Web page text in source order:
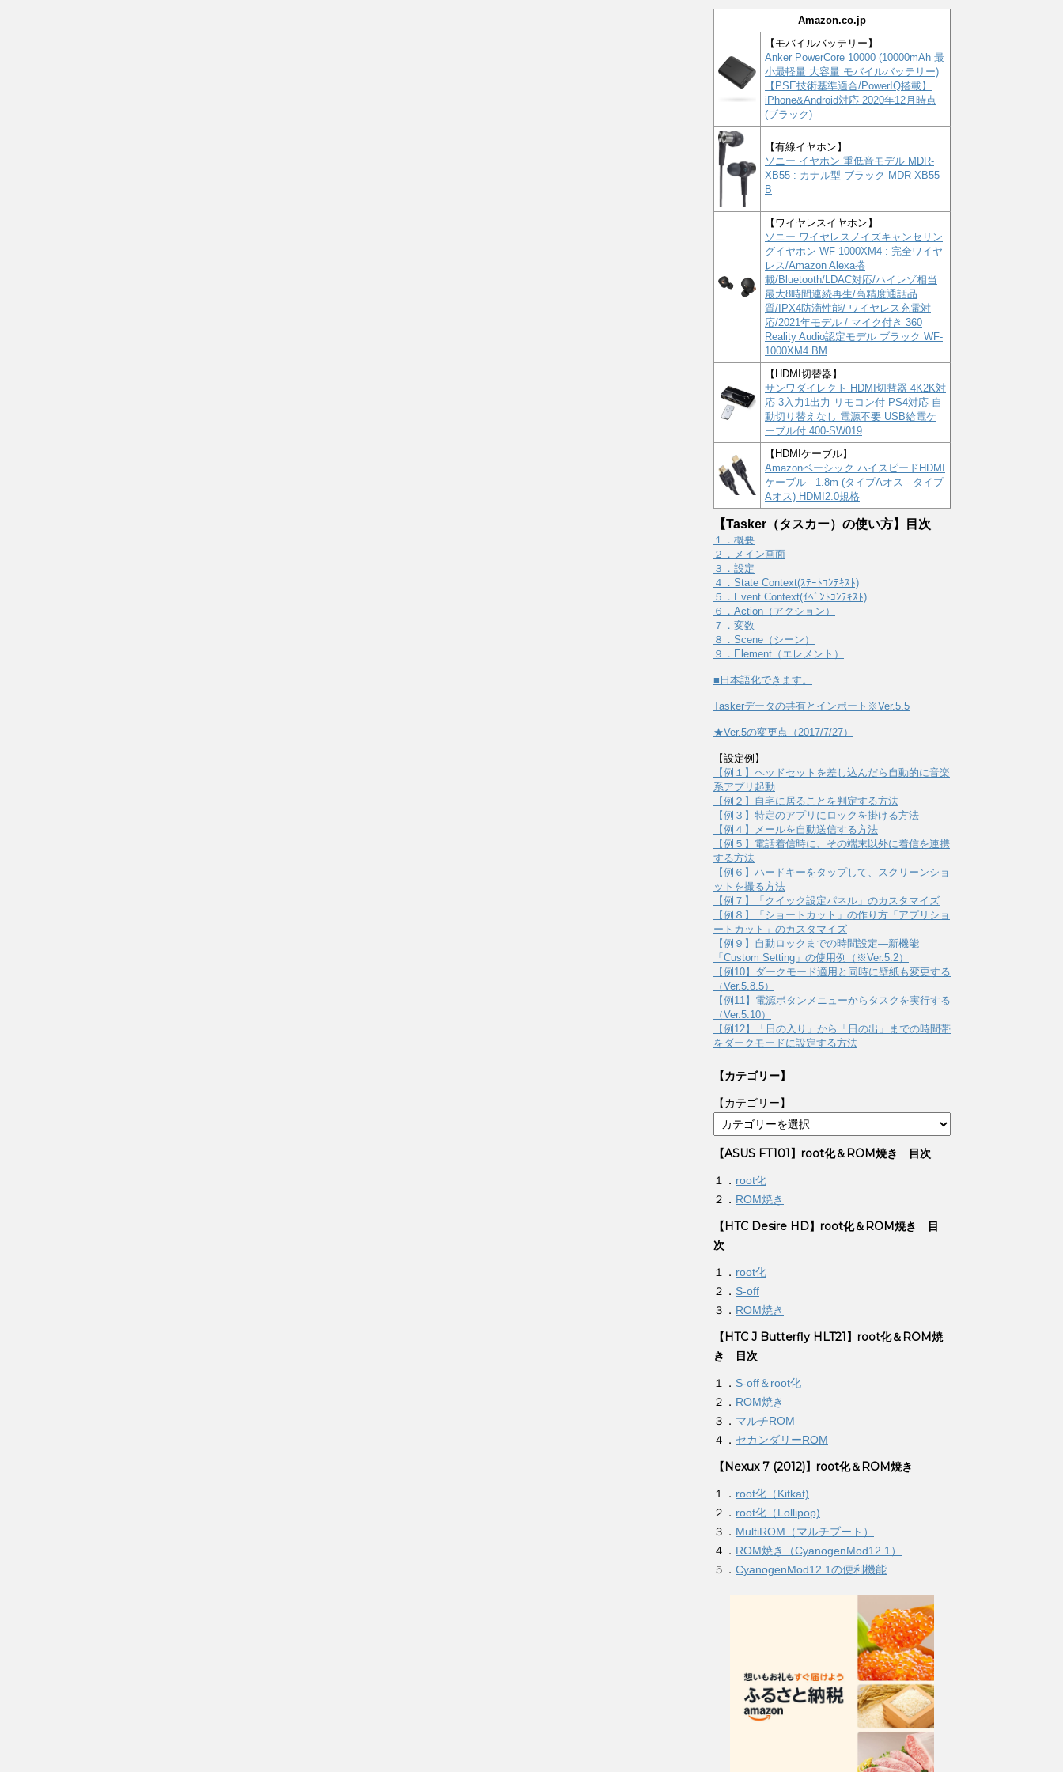
Amazon.co.jp
【モバイルバッテリー】
Anker PowerCore 10000 (10000mAh 最
小最軽量 大容量 モバイルバッテリー)
【PSE技術基準適合/PowerIQ搭載】
iPhone&Android対応 2020年12月時点
(ブラック)
【有線イヤホン】
ソニー イヤホン 重低音モデル MDR-
XB55 : カナル型 ブラック MDR-XB55
B
【ワイヤレスイヤホン】
ソニー ワイヤレスノイズキャンセリン
グイヤホン WF-1000XM4 : 完全ワイヤ
レス/Amazon Alexa搭
載/Bluetooth/LDAC対応/ハイレゾ相当
最大8時間連続再生/高精度通話品
質/IPX4防滴性能/ ワイヤレス充電対
応/2021年モデル / マイク付き 360
Reality Audio認定モデル ブラック WF-
1000XM4 BM
【HDMI切替器】
サンワダイレクト HDMI切替器 4K2K対
応 3入力1出力 リモコン付 PS4対応 自
動切り替えなし 電源不要 USB給電ケ
ーブル付 400-SW019
【HDMIケーブル】
Amazonベーシック ハイスピードHDMI
ケーブル - 1.8m (タイプAオス - タイプ
Aオス) HDMI2.0規格
【Tasker（タスカー）の使い方】目次
１．概要
２．メイン画面
３．設定
４．State Context(ｽﾃｰﾄｺﾝﾃｷｽﾄ)
５．Event Context(ｲﾍﾞﾝﾄｺﾝﾃｷｽﾄ)
６．Action（アクション）
７．変数
８．Scene（シーン）
９．Element（エレメント）
■日本語化できます。
Taskerデータの共有とインポート※Ver.5.5
★Ver.5の変更点（2017/7/27）
【設定例】
【例１】ヘッドセットを差し込んだら自動的に音楽
系アプリ起動
【例２】自宅に居ることを判定する方法
【例３】特定のアプリにロックを掛ける方法
【例４】メールを自動送信する方法
【例５】電話着信時に、その端末以外に着信を連携
する方法
【例６】ハードキーをタップして、スクリーンショ
ットを撮る方法
【例７】「クイック設定パネル」のカスタマイズ
【例８】「ショートカット」の作り方「アプリショ
ートカット」のカスタマイズ
【例９】自動ロックまでの時間設定―新機能
「Custom Setting」の使用例（※Ver.5.2）
【例10】ダークモード適用と同時に壁紙も変更する
（Ver.5.8.5）
【例11】電源ボタンメニューからタスクを実行する
（Ver.5.10）
【例12】「日の入り」から「日の出」までの時間帯
をダークモードに設定する方法
【カテゴリー】
【カテゴリー】
【ASUS FT101】root化＆ROM焼き 目次
１． root化
２． ROM焼き
【HTC Desire HD】root化＆ROM焼き 目
次
１． root化
２． S-off
３． ROM焼き
【HTC J Butterfly HLT21】root化＆ROM焼
き 目次
１． S-off＆root化
２． ROM焼き
３． マルチROM
４． セカンダリーROM
【Nexux 7 (2012)】root化＆ROM焼き
１． root化（Kitkat)
２． root化（Lollipop)
３． MultiROM（マルチブート）
４． ROM焼き（CyanogenMod12.1）
５． CyanogenMod12.1の便利機能